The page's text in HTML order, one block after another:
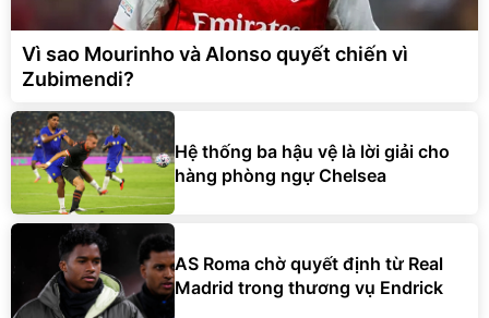
Vì sao Mourinho và Alonso quyết chiến vì
Zubimendi?
Hệ thống ba hậu vệ là lời giải cho
hàng phòng ngự Chelsea
AS Roma chờ quyết định từ Real
Madrid trong thương vụ Endrick